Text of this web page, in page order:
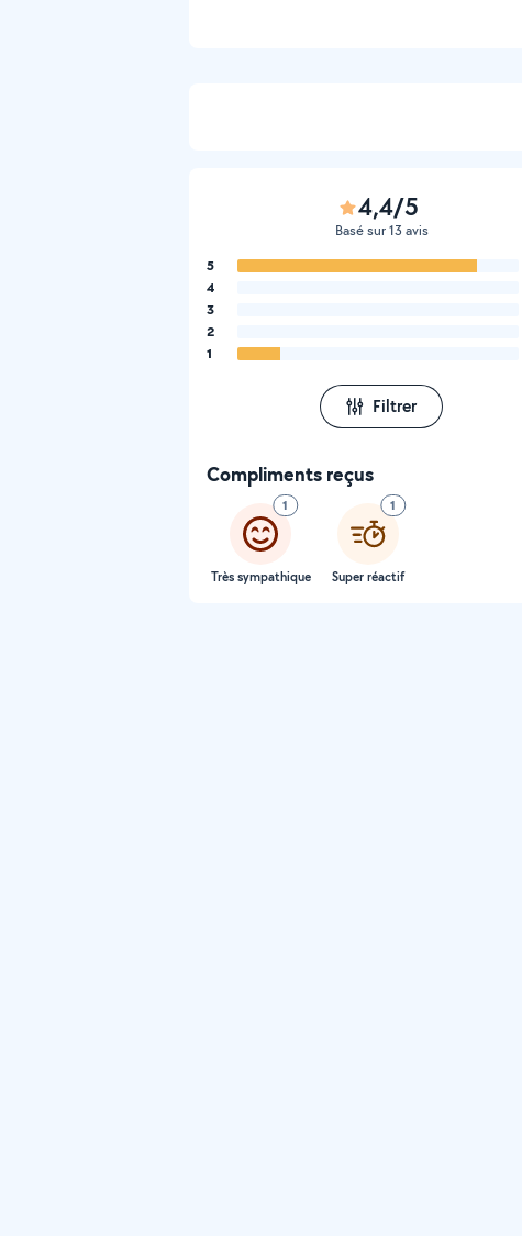
4,4/5
Basé sur 13 avis
5
4
3
2
1
Filtrer
Compliments reçus
1
Très sympathique
1
Super réactif